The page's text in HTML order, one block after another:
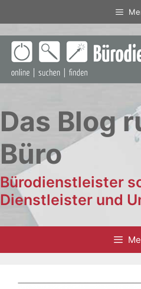
Inhalt
springen
Das Blog
Büro
Bürodienstleister
Dienstleister und